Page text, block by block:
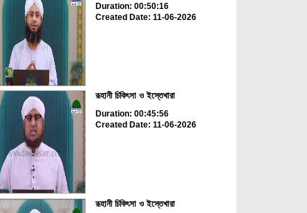
Duration: 00:50:16
Created Date: 11-06-2026
রূহানী চিকিৎসা ও ইস্তেখারা
Duration: 00:45:56
Created Date: 11-06-2026
রূহানী চিকিৎসা ও ইস্তেখারা